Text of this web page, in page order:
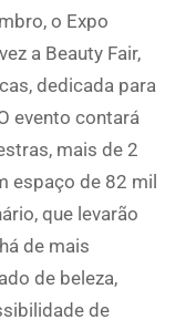
o Expo
a Beauty Fair,
dedicada para
evento contará
mais de 2
espaço de 82 mil
que levarão
de mais
de beleza,
de